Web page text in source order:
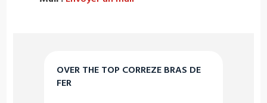
OVER THE TOP CORREZE BRAS DE
FER